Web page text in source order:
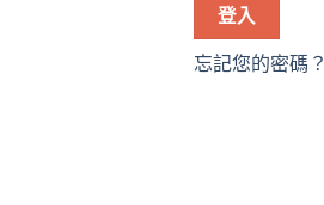
登入
忘記您的密碼？